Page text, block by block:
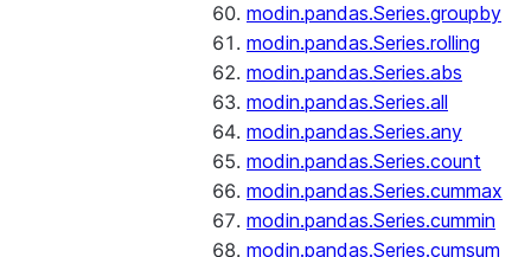
modin.pandas.Series.groupby
modin.pandas.Series.rolling
modin.pandas.Series.abs
modin.pandas.Series.all
modin.pandas.Series.any
modin.pandas.Series.count
modin.pandas.Series.cummax
modin.pandas.Series.cummin
modin.pandas.Series.cumsum